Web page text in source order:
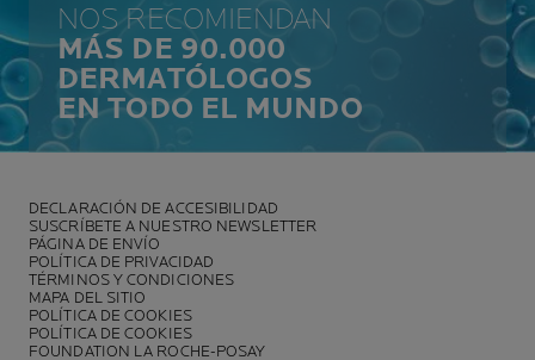
NOS RECOMIENDAN
MÁS DE 90.000
DERMATÓLOGOS
EN TODO EL MUNDO
DECLARACIÓN DE ACCESIBILIDAD
SUSCRÍBETE A NUESTRO NEWSLETTER
PÁGINA DE ENVÍO
POLÍTICA DE PRIVACIDAD
TÉRMINOS Y CONDICIONES
MAPA DEL SITIO
POLÍTICA DE COOKIES
POLÍTICA DE COOKIES
FOUNDATION LA ROCHE-POSAY